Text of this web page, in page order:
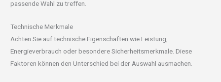
passende Wahl zu treffen.
Technische Merkmale
Achten Sie auf technische Eigenschaften wie Leistung,
Energieverbrauch oder besondere Sicherheitsmerkmale. Diese
Faktoren können den Unterschied bei der Auswahl ausmachen.